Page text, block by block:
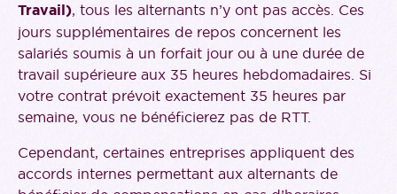
Travail), tous les alternants n’y ont pas accès. Ces
jours supplémentaires de repos concernent les
salariés soumis à un forfait jour ou à une durée de
travail supérieure aux 35 heures hebdomadaires. Si
votre contrat prévoit exactement 35 heures par
semaine, vous ne bénéficierez pas de RTT.
Cependant, certaines entreprises appliquent des
accords internes permettant aux alternants de